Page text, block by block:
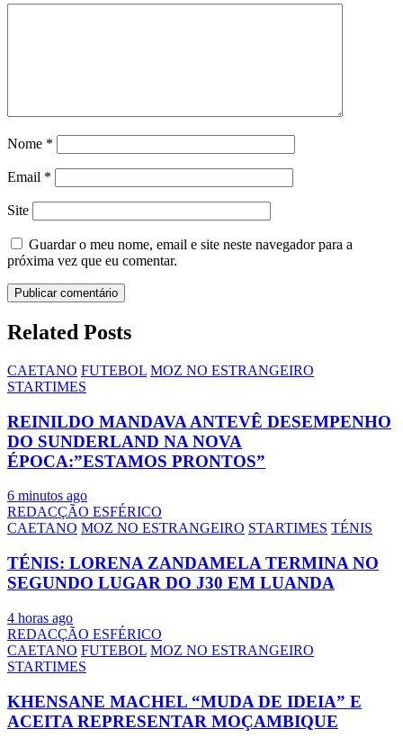
Nome *
Email *
Site
Guardar o meu nome, email e site neste navegador para a
próxima vez que eu comentar.
Related Posts
CAETANO FUTEBOL MOZ NO ESTRANGEIRO
STARTIMES
REINILDO MANDAVA ANTEVÊ DESEMPENHO
DO SUNDERLAND NA NOVA
ÉPOCA:”ESTAMOS PRONTOS”
6 minutos ago
REDACÇÃO ESFÉRICO
CAETANO MOZ NO ESTRANGEIRO STARTIMES TÉNIS
TÉNIS: LORENA ZANDAMELA TERMINA NO
SEGUNDO LUGAR DO J30 EM LUANDA
4 horas ago
REDACÇÃO ESFÉRICO
CAETANO FUTEBOL MOZ NO ESTRANGEIRO
STARTIMES
KHENSANE MACHEL “MUDA DE IDEIA” E
ACEITA REPRESENTAR MOÇAMBIQUE